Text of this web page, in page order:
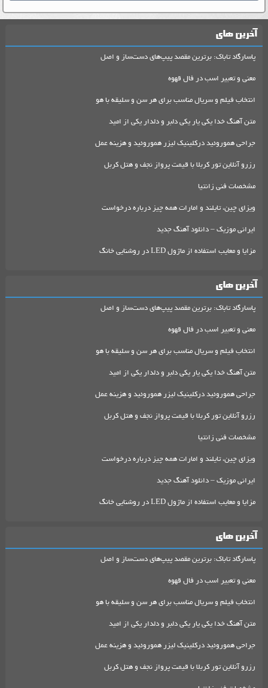
آخرین های
پاسارگاد تاباک: برترین مقصد پیپ‌های دست‌ساز و اصل
معنی و تعبیر اسب در فال قهوه
انتخاب فیلم و سریال مناسب برای هر سن و سلیقه با هو
متن آهنگ خدا یکی یار یکی دلبر و دلدار یکی از امید
جراحی هموروئید درکلینیک لیزر هموروئید و هزینه عمل
رزرو آنلاین تور کربلا با قیمت پرواز نجف و هتل کربل
مشخصات فنی زانتیا
ویزای چین، تایلند و امارات همه چیز درباره درخواست
ایرانی موزیک – دانلود آهنگ جدید
مزایا و معایب استفاده از ماژول LED در روشنایی خانگ
آخرین های
پاسارگاد تاباک: برترین مقصد پیپ‌های دست‌ساز و اصل
معنی و تعبیر اسب در فال قهوه
انتخاب فیلم و سریال مناسب برای هر سن و سلیقه با هو
متن آهنگ خدا یکی یار یکی دلبر و دلدار یکی از امید
جراحی هموروئید درکلینیک لیزر هموروئید و هزینه عمل
رزرو آنلاین تور کربلا با قیمت پرواز نجف و هتل کربل
مشخصات فنی زانتیا
ویزای چین، تایلند و امارات همه چیز درباره درخواست
ایرانی موزیک – دانلود آهنگ جدید
مزایا و معایب استفاده از ماژول LED در روشنایی خانگ
آخرین های
پاسارگاد تاباک: برترین مقصد پیپ‌های دست‌ساز و اصل
معنی و تعبیر اسب در فال قهوه
انتخاب فیلم و سریال مناسب برای هر سن و سلیقه با هو
متن آهنگ خدا یکی یار یکی دلبر و دلدار یکی از امید
جراحی هموروئید درکلینیک لیزر هموروئید و هزینه عمل
رزرو آنلاین تور کربلا با قیمت پرواز نجف و هتل کربل